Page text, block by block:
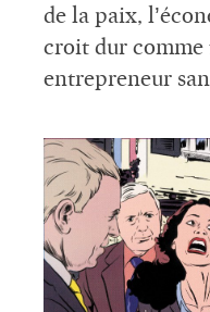
de la paix,
croit dur comme
entrepreneur